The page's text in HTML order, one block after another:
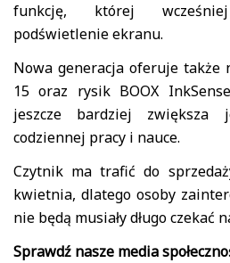
funkcję, której
podświetlenie ekranu.
Nowa generacja oferuje także
15 oraz rysik BOOX
jeszcze bardziej zwiększa
codziennej pracy i nauce.
Czytnik ma trafić do
kwietnia, dlatego osoby
nie będą musiały długo czekać
Sprawdź nasze media